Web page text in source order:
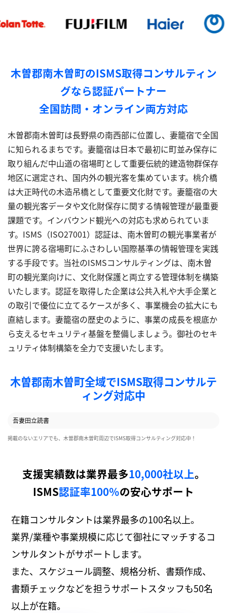
木曽郡南木曽町のISMS取得コンサルティン
グなら認証パートナー
全国訪問・オンライン両方対応
木曽郡南木曽町は長野県の南西部に位置し、妻籠宿で全国
に知られるまちです。妻籠宿は日本で最初に町並み保存に
取り組んだ中山道の宿場町として重要伝統的建造物群保存
地区に選定され、国内外の観光客を集めています。桃介橋
は大正時代の木造吊橋として重要文化財です。妻籠宿の大
量の観光客データや文化財保存に関する情報管理が最重要
課題です。インバウンド観光への対応も求められていま
す。ISMS（ISO27001）認証は、南木曽町の観光事業者が
世界に誇る宿場町にふさわしい国際基準の情報管理を実践
する手段です。当社のISMSコンサルティングは、南木曽
町の観光業向けに、文化財保護と両立する管理体制を構築
いたします。認証を取得した企業は公共入札や大手企業と
の取引で優位に立てるケースが多く、事業機会の拡大にも
直結します。妻籠宿の歴史のように、事業の成長を根底か
ら支えるセキュリティ基盤を整備しましょう。御社のセキ
ュリティ体制構築を全力で支援いたします。
木曽郡南木曽町全域でISMS取得コンサルテ
ィング対応中
吾妻田立読書
掲載のないエリアでも、木曽郡南木曽町周辺でISMS取得コンサルティング対応中！
支援実績数は業界最多10,000社以上。
ISMS認証率100％の安心サポート
在籍コンサルタントは業界最多の100名以上。
業界/業種や事業規模に応じて御社にマッチするコ
ンサルタントがサポートします。
また、スケジュール調整、規格分析、書類作成、
書類チェックなどを担うサポートスタッフも50名
以上が在籍。